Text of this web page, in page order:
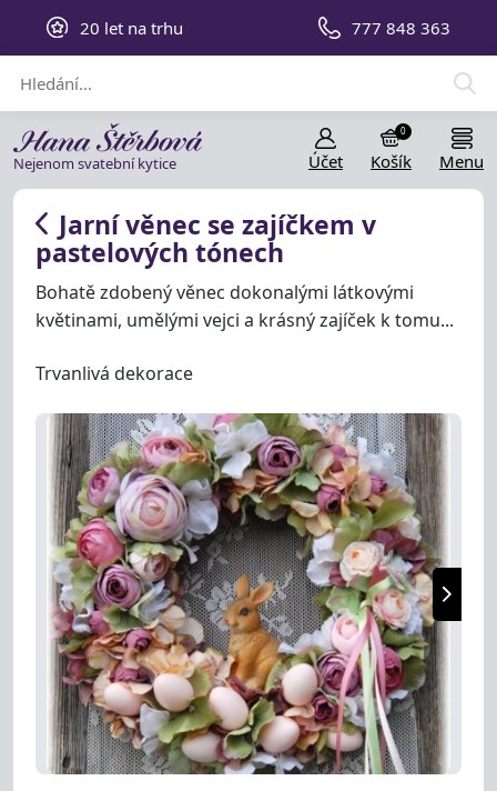
20 let na trhu 777 848 363
Nejenom svatební kytice Účet Košík
0
Menu
Jarní věnec se zajíčkem v
pastelových tónech
Bohatě zdobený věnec dokonalými látkovými
květinami, umělými vejci a krásný zajíček k tomu...
Trvanlivá dekorace